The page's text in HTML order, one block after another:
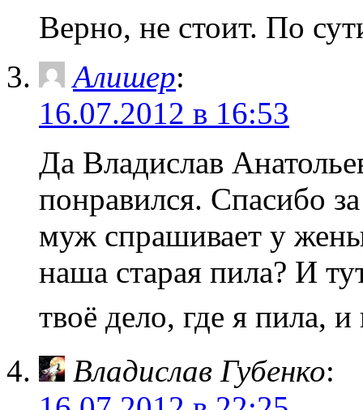
Верно, не стоит. По
Алишер:
16.07.2012 в 16:53
Да Владислав
понравился. Спасибо
муж спрашивает у
наша старая пила? И
твоё дело, где я пила,
Владислав Губенко: